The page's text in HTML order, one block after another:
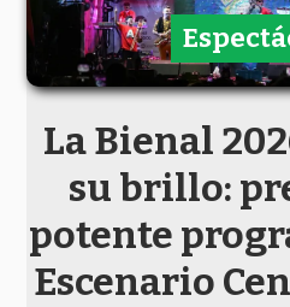
La Bienal
su brillo:
potente
Escenario